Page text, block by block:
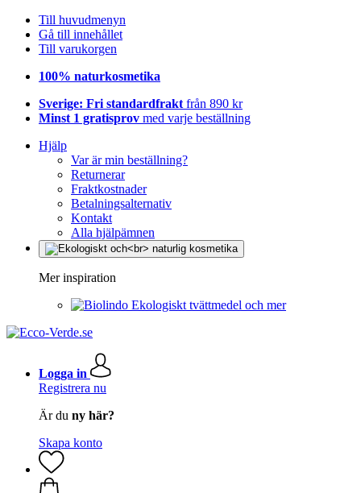
Till huvudmenyn
Gå till innehållet
Till varukorgen
100% naturkosmetika
Sverige: Fri standardfrakt från 890 kr
Minst 1 gratisprov med varje beställning
Hjälp
Var är min beställning?
Returnerar
Fraktkostnader
Betalningsalternativ
Kontakt
Alla hjälpämnen
Mer inspiration
Ekologiskt tvättmedel och mer
Logga in
Registrera nu
Är du ny här?
Skapa konto